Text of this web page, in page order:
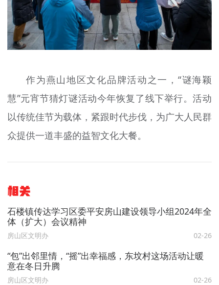
作为燕山地区文化品牌活动之一，“谜海颖
慧”元宵节猜灯谜活动今年恢复了线下举行。活动
以传统佳节为载体，紧跟时代步伐，为广大人民群
众提供一道丰盛的益智文化大餐。
相关
石楼镇传达学习区委平安房山建设领导小组2024年全
体（扩大）会议精神
房山区文明办 02-26
“包”出邻里情，“摇”出幸福感，东坟村这场活动让暖
意在冬日升腾
房山区文明办 02-26